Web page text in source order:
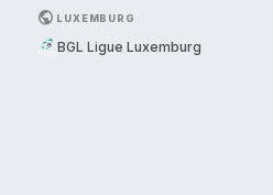
PUBLIC LUXEMBURG
BGL Ligue Luxemburg